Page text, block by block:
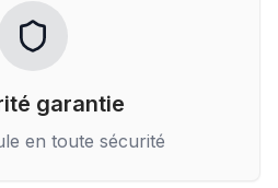
garantie
en toute sécurité